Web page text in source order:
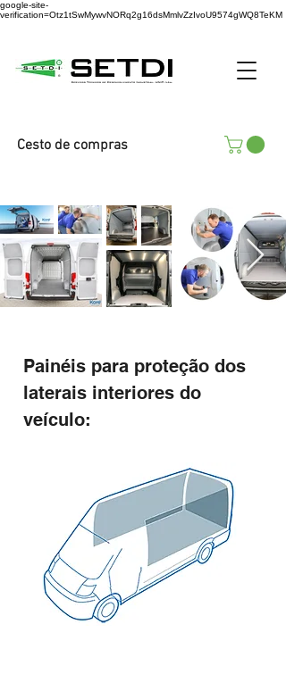
google-site-
verification=Otz1tSwMywvNORq2g16dsMmlvZzIvoU9574gWQ8TeKM
Cesto de compras
Painéis para proteção dos
laterais interiores do
veículo: